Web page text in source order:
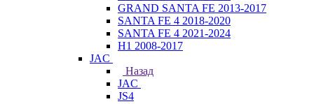
GRAND SANTA FE 2013-2017
SANTA FE 4 2018-2020
SANTA FE 4 2021-2024
H1 2008-2017
JAC
Назад
JAC
JS4